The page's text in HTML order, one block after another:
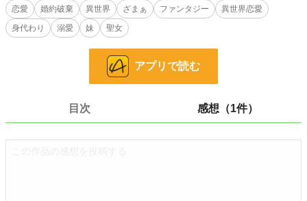
婚約者である第一王子に婚約破棄され、実家を追放され、魔物が巣食う「奈落」
へと突き落とされたエレナ。 死を覚悟した彼女を拾ったのは、夜の国を統べる
伝説の龍神・ゼノスだった。
「これを不浄と言うのか？ 私には、世界で最も美しい星の楔に見えるが」
彼に口づけで癒やされたエレナの腕からは炭化が剥がれ落ち、美しい「星の紋
を捨てた母国では、毒の吸い取り役がいなくなったことで妹の「光」が暴走。
恋愛
婚約破棄 異世界 ざまぁ ファンタジー
異世界恋愛
身代わり
溺愛 妹 聖女
アプリで読む
目次 感想（1件）